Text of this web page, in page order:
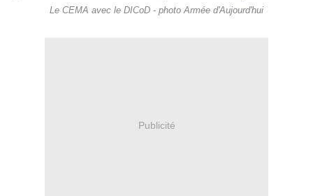
Le CEMA avec le DICoD - photo Armée d'Aujourd'hui
Publicité